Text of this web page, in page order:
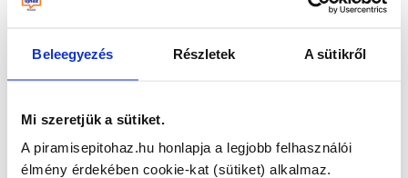
Beleegyezés Részletek A sütikről
Mi szeretjük a sütiket.
A piramisepitohaz.hu honlapja a legjobb felhasználói
élmény érdekében cookie-kat (sütiket) alkalmaz.